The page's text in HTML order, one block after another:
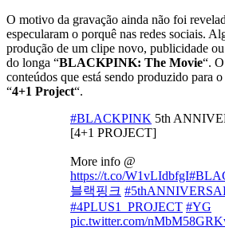
O motivo da gravação ainda não foi
especularam o porquê nas redes sociais.
produção de um clipe novo, publicidade
do longa “BLACKPINK: The Movie“.
conteúdos que está sendo produzido para o
“4+1 Project“.
#BLACKPINK 5th
[4+1 PROJECT]
More info @
https://t.co/W1vLIdbfgI
블랙핑크
#4PLUS1_PROJECT #YG
pic.twitter.com/